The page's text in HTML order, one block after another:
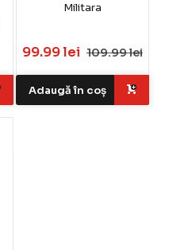
Militara
99.99 lei 109.99 lei
Adaugă în coș